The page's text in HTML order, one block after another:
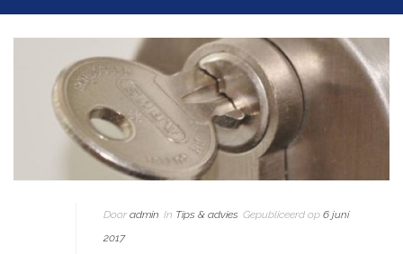
Door admin In Tips & advies Gepubliceerd op 6 juni
2017